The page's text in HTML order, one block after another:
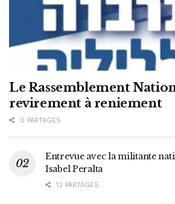
Le Rassemblement
revirement à reniement
0 PARTAGES
Entrevue avec la militante
Isabel Peralta
12 PARTAGES